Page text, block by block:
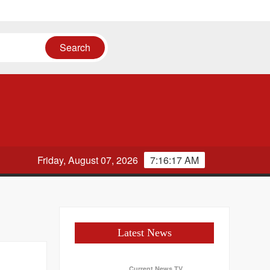
7:16:18 AM
Friday, August 07, 2026
Latest News